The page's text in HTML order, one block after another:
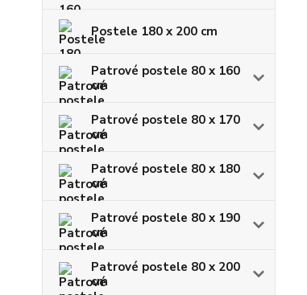
Postele 180 x 200 cm
Patrové postele 80 x 160
cm
Patrové postele 80 x 170
cm
Patrové postele 80 x 180
cm
Patrové postele 80 x 190
cm
Patrové postele 80 x 200
cm